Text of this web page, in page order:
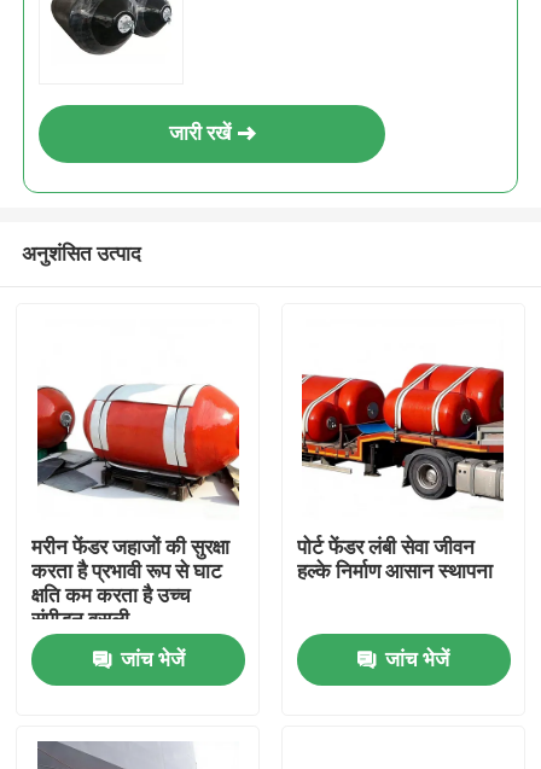
घर
जारी रखें
अनुशंसित उत्पाद
मरीन फेंडर जहाजों की सुरक्षा
करता है प्रभावी रूप से घाट
क्षति कम करता है उच्च
संपीड़न वसूली
जांच भेजें
पोर्ट फेंडर लंबी सेवा जीवन
हल्के निर्माण आसान स्थापना
जांच भेजें